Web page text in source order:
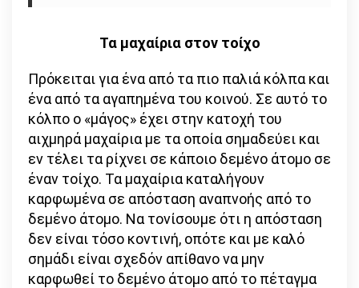
Τα μαχαίρια στον τοίχο
Πρόκειται για ένα από τα πιο παλιά κόλπα και
ένα από τα αγαπημένα του κοινού. Σε αυτό το
κόλπο ο «μάγος» έχει στην κατοχή του
αιχμηρά μαχαίρια με τα οποία σημαδεύει και
εν τέλει τα ρίχνει σε κάποιο δεμένο άτομο σε
έναν τοίχο. Τα μαχαίρια καταλήγουν
καρφωμένα σε απόσταση αναπνοής από το
δεμένο άτομο. Να τονίσουμε ότι η απόσταση
δεν είναι τόσο κοντινή, οπότε και με καλό
σημάδι είναι σχεδόν απίθανο να μην
καρφωθεί το δεμένο άτομο από το πέταγμα